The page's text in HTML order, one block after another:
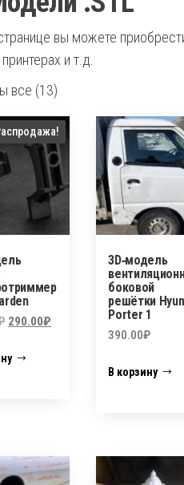
вы можете
и т.д.
все (13)
Первоначальная
составляла
290.00₽
3D‑модель
боковой
решётки
Porter 1
390.00₽
В корзину